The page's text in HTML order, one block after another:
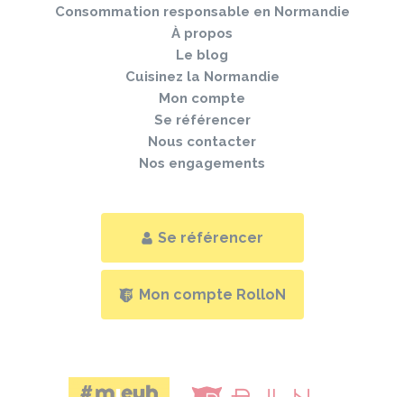
Consommation responsable en Normandie
À propos
Le blog
Cuisinez la Normandie
Mon compte
Se référencer
Nous contacter
Nos engagements
Se référencer
Mon compte RolloN